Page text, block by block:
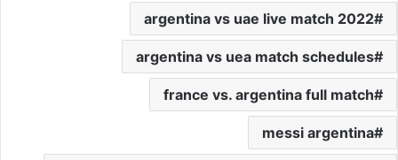
argentina vs uae live match 2022
argentina vs uea match schedules
france vs. argentina full match
messi argentina